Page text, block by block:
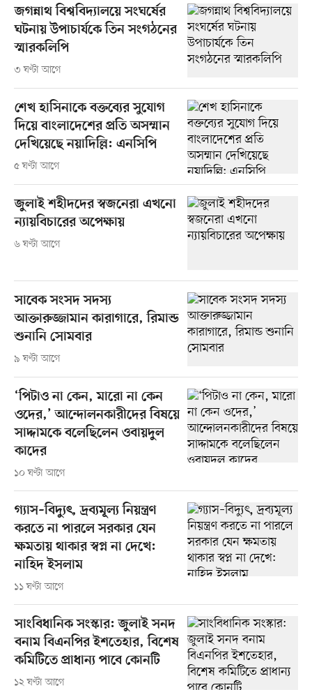
জগন্নাথ বিশ্ববিদ্যালয়ে সংঘর্ষের
ঘটনায় উপাচার্যকে তিন সংগঠনের
স্মারকলিপি
৩ ঘণ্টা আগে
শেখ হাসিনাকে বক্তব্যের সুযোগ
দিয়ে বাংলাদেশের প্রতি অসম্মান
দেখিয়েছে নয়াদিল্লি: এনসিপি
৫ ঘণ্টা আগে
জুলাই শহীদদের স্বজনেরা এখনো
ন্যায়বিচারের অপেক্ষায়
৬ ঘণ্টা আগে
সাবেক সংসদ সদস্য
আক্তারুজ্জামান কারাগারে, রিমান্ড
শুনানি সোমবার
৯ ঘণ্টা আগে
‘পিটাও না কেন, মারো না কেন
ওদের,’ আন্দোলনকারীদের বিষয়ে
সাদ্দামকে বলেছিলেন ওবায়দুল
কাদের
১০ ঘণ্টা আগে
গ্যাস–বিদ্যুৎ, দ্রব্যমূল্য নিয়ন্ত্রণ
করতে না পারলে সরকার যেন
ক্ষমতায় থাকার স্বপ্ন না দেখে:
নাহিদ ইসলাম
১১ ঘণ্টা আগে
সাংবিধানিক সংস্কার: জুলাই সনদ
বনাম বিএনপির ইশতেহার, বিশেষ
কমিটিতে প্রাধান্য পাবে কোনটি
১২ ঘণ্টা আগে